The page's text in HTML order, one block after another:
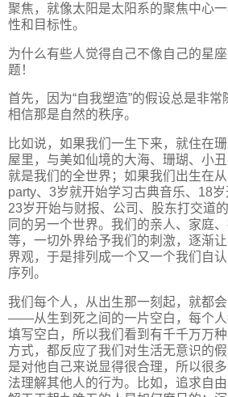
聚焦，就像太阳是太阳系的聚焦中心
性和目标性。
为什么有些人觉得自己不像自己的星
题！
首先，因为“自我塑造”的假设总是非
相信那是自然的秩序。
比如说，如果我们一生下来，就住在
屋里，与美如仙境的大海、珊瑚、小
就是我们的全世界；如果我们出生在
party、3岁就开始学习古典音乐、18岁
23岁开始与财报、公司、股东打交道
同的另一个世界。我们的亲人、家庭
等，一切外界给予我们的刺激，逐渐
界观，于是排列成一个又一个我们自
序列。
我们每个人，从出生那一刻起，就都
——从生到死之间的一片空白，每个人
填写空白，所以我们看到有千千万万
方式，都反应了我们对生活无意识的
是对他自己来说显得很合理，所以很
法理解其他人的行为。比如，追求自